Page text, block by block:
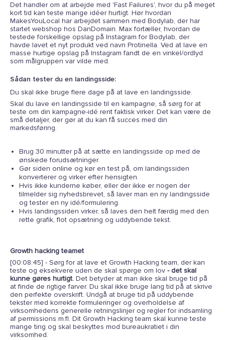
Det handler om at arbejde med 'Fast Failures', hvor du på meget
kort tid kan teste mange idéer hurtigt. Hør hvordan
MakesYouLocal har arbejdet sammen med Bodylab, der har
startet webshop hos DanDomain. Max fortæller, hvordan de
testede forskellige opslag på Instagram for Bodylab, der
havde lavet et nyt produkt ved navn Protinella. Ved at lave en
masse hurtige opslag på Instagram fandt de en vinkel/ordlyd
som målgruppen var vilde med.
Sådan tester du en landingsside:
Du skal ikke bruge flere dage på at lave en landingsside.
Skal du lave en landingsside til en kampagne, så sørg for at
teste om din kampagne-idé rent faktisk virker. Det kan være de
små detaljer, der gør at du kan få succes med din
markedsføring.
Brug 30 minutter på at sætte en landingsside op med de
ønskede forudsætninger.
Gør siden online og kør en test på, om landingssiden
konverterer og virker efter hensigten.
Hvis ikke kunderne køber, eller der ikke er nogen der
tilmelder sig nyhedsbrevet, så laver man en ny landingsside
og tester en ny idé/formulering.
Hvis landingssiden virker, så laves den helt færdig med den
rette grafik, flot opsætning og uddybende tekst.
Growth hacking teamet
[00:08:45] - Sørg for at lave et Growth Hacking team, der kan
teste og eksekvere uden de skal spørge om lov - det skal
kunne gøres hurtigt. Det betyder at man ikke skal bruge tid på
at finde de rigtige farver. Du skal ikke bruge lang tid på at skrive
den perfekte overskrift. Undgå at bruge tid på uddybende
tekster med korrekte formuleringer og overholdelse af
virksomhedens generelle retningslinjer og regler for indsamling
af permissions m.fl. Dit Growth Hacking team skal kunne teste
mange ting og skal beskyttes mod bureaukratiet i din
virksomhed.